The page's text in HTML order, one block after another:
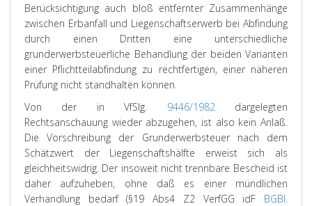
Berücksichtigung auch bloß entfernter Zusammenhänge
zwischen Erbanfall und Liegenschaftserwerb bei Abfindung
durch einen Dritten eine unterschiedliche
grunderwerbsteuerliche Behandlung der beiden Varianten
einer Pflichtteilabfindung zu rechtfertigen, einer näheren
Prüfung nicht standhalten können.
Von der in VfSlg. 9446/1982dargelegten
Rechtsanschauung wieder abzugehen, ist also kein Anlaß.
Die Vorschreibung der Grunderwerbsteuer nach dem
Schätzwert der Liegenschaftshälfte erweist sich als
gleichheitswidrig. Der insoweit nicht trennbare Bescheid ist
daher aufzuheben, ohne daß es einer mündlichen
Verhandlung bedarf (§19 Abs4 Z2 VerfGG idF BGBl.